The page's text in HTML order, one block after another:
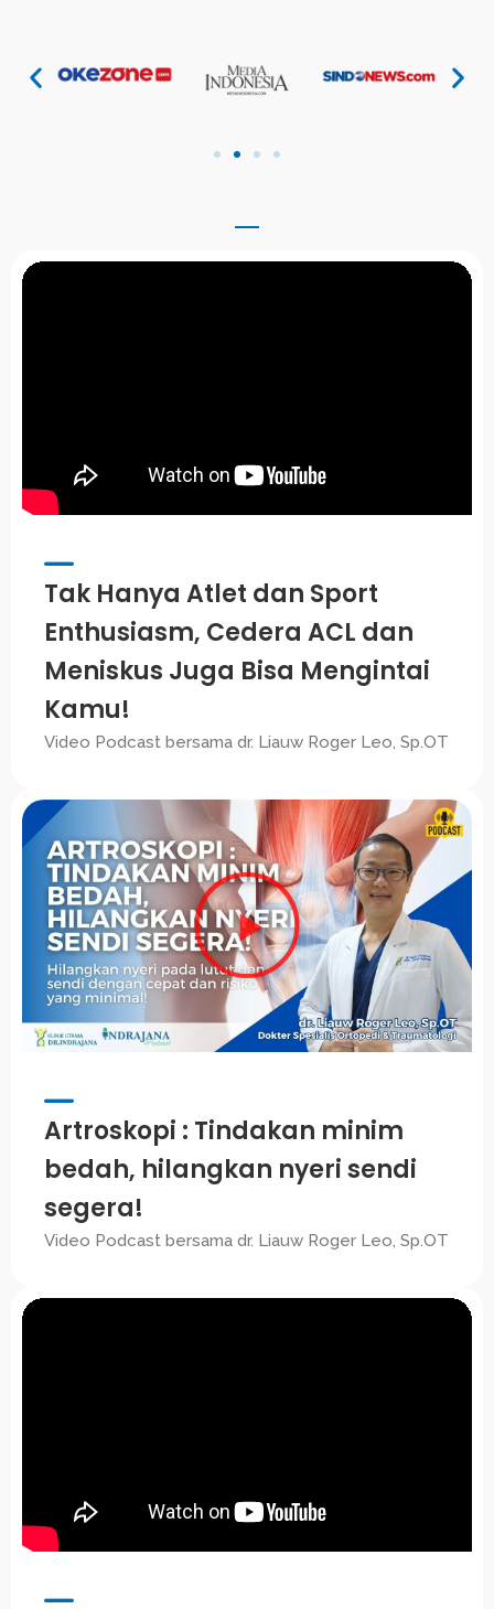
Tak Hanya Atlet dan Sport
Enthusiasm, Cedera ACL dan
Meniskus Juga Bisa Mengintai
Kamu!
Video Podcast bersama dr. Liauw Roger Leo, Sp.OT
Artroskopi : Tindakan minim
bedah, hilangkan nyeri sendi
segera!
Video Podcast bersama dr. Liauw Roger Leo, Sp.OT